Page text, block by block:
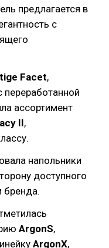
предлагается в
с
Facet,
переработанной
ассортимент
II,
напольники
доступного
бренда.
ArgonS,
ArgonX,